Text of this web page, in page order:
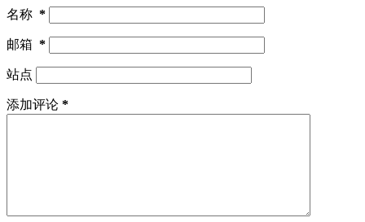
名称 *
邮箱 *
站点
添加评论 *